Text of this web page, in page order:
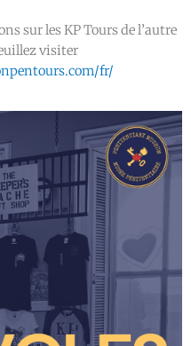
sur les KP Tours de l’autre
visiter
fr/